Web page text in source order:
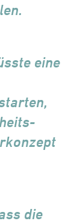
eine
die